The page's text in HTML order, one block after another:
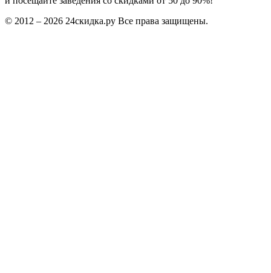
© 2012 – 2026 24скидка.ру Все права защищены.